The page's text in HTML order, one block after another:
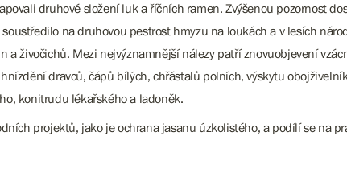
druhové složení luk a říčních ramen. Zvýšenou pozornost
na druhovou pestrost hmyzu na loukách a v lesích
živočichů. Mezi nejvýznamnější nálezy patří znovuobjevení
dravců, čápů bílých, chřástalů polních, výskytu
konitrudu lékařského a ladoněk.
projektů, jako je ochrana jasanu úzkolistého, a podílí se na